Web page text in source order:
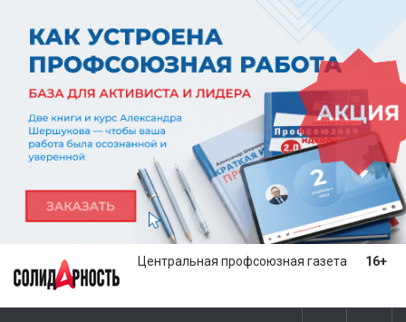
Центральная профсоюзная газета 16+